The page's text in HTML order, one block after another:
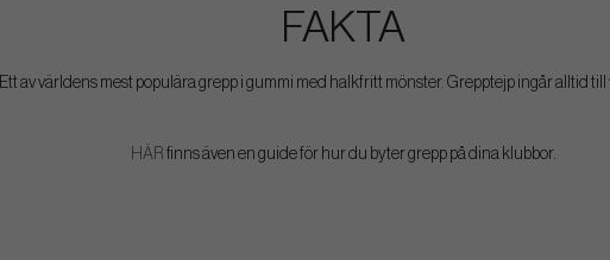
FAKTA
Ett av världens mest populära grepp i gummi med halkfritt mönster. Grepptejp ingår alltid till
HÄR finns även en guide för hur du byter grepp på dina klubbor.